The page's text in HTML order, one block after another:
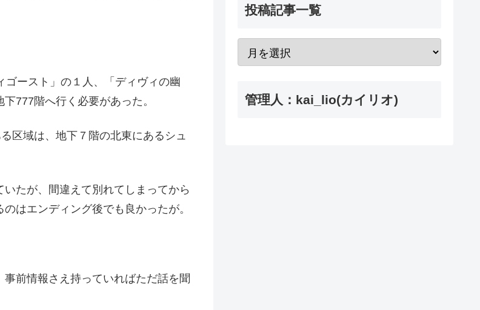
ゴースト」の１人、「ディヴィの幽
777階へ行く必要があった。
区域は、地下７階の北東にあるシュ
たが、間違えて別れてしまってから
はエンディング後でも良かったが。
前情報さえ持っていればただ話を聞
投稿記事一覧
管理人：kai_lio(カイリオ)